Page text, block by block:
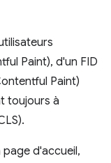
Paint), d'un FID
Paint)
toujours à
page d'accueil,